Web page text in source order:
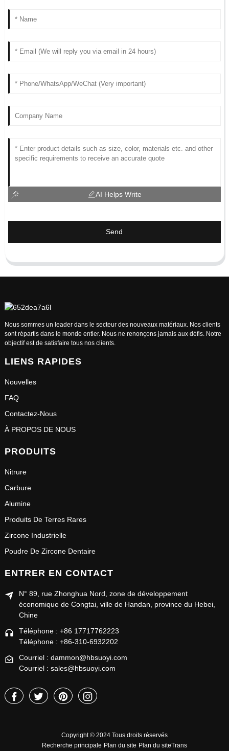
AI Helps Write
Send
Nous sommes un leader dans le secteur des nouveaux matériaux. Nos clients
sont répartis dans le monde entier. Nous ne renonçons jamais aux défis. Notre
objectif est de satisfaire tous nos clients.
LIENS RAPIDES
Nouvelles
FAQ
Contactez-Nous
À PROPOS DE NOUS
PRODUITS
Nitrure
Carbure
Alumine
Produits De Terres Rares
Zircone Industrielle
Poudre De Zircone Dentaire
ENTRER EN CONTACT
N° 89, rue Zhonghua Nord, zone de développement
économique de Congtai, ville de Handan, province du Hebei,
Chine
Téléphone : +86 17717762223
Téléphone : +86-310-6932202
Courriel : dammon@hbsuoyi.com
Courriel : sales@hbsuoyi.com
Copyright © 2024 Tous droits réservés
Recherche principale Plan du site Plan du siteTrans